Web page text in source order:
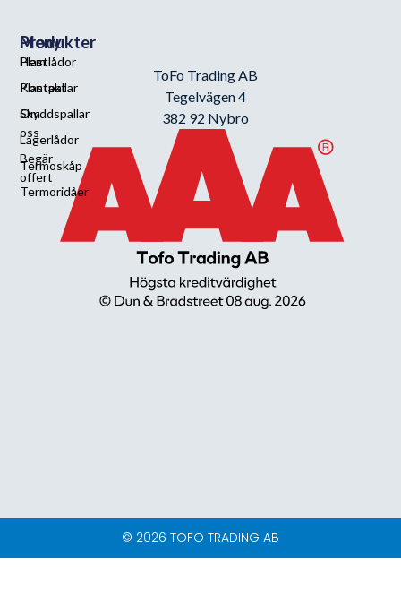
Meny
Hem
Kontakt
Om
oss
Begär
offert
Produkter
Plastlådor
Plastpallar
Skyddspallar
Lagerlådor
Termoskåp
Termoridåer
ToFo Trading AB
Tegelvägen 4
382 92 Nybro
© 2026 TOFO TRADING AB